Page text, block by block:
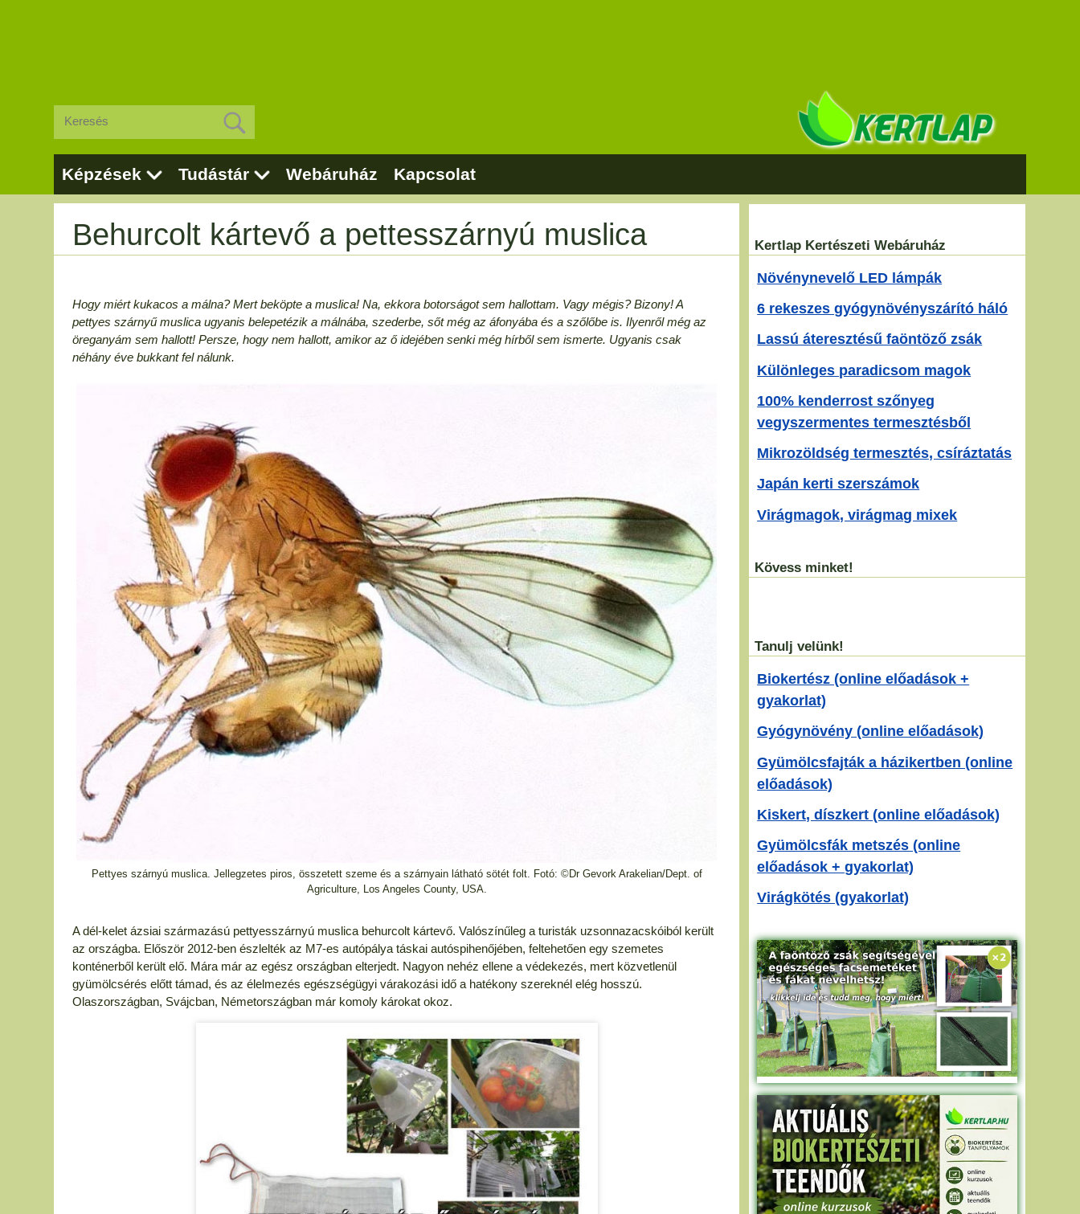
Képzések Tudástár Webáruház Kapcsolat
Behurcolt kártevő a pettesszárnyú muslica
Hogy miért kukacos a málna? Mert beköpte a muslica! Na, ekkora botorságot sem hallottam. Vagy mégis? Bizony! A
pettyes szárnyű muslica ugyanis belepetézik a málnába, szederbe, sőt még az áfonyába és a szőlőbe is. Ilyenről még az
öreganyám sem hallott! Persze, hogy nem hallott, amikor az ő idejében senki még hírből sem ismerte. Ugyanis csak
néhány éve bukkant fel nálunk.
Pettyes szárnyú muslica. Jellegzetes piros, összetett szeme és a szárnyain látható sötét folt. Fotó: ©Dr Gevork Arakelian/Dept. of
Agriculture, Los Angeles County, USA.
A dél-kelet ázsiai származású pettyesszárnyú muslica behurcolt kártevő. Valószínűleg a turisták uzsonnazacskóiból került
az országba. Először 2012-ben észlelték az M7-es autópálya táskai autóspihenőjében, feltehetően egy szemetes
konténerből került elő. Mára már az egész országban elterjedt. Nagyon nehéz ellene a védekezés, mert közvetlenül
gyümölcsérés előtt támad, és az élelmezés egészségügyi várakozási idő a hatékony szereknél elég hosszú.
Olaszországban, Svájcban, Németországban már komoly károkat okoz.
Kertlap Kertészeti Webáruház
Növénynevelő LED lámpák
6 rekeszes gyógynövényszárító háló
Lassú áteresztésű faöntöző zsák
Különleges paradicsom magok
100% kenderrost szőnyeg
vegyszermentes termesztésből
Mikrozöldség termesztés, csíráztatás
Japán kerti szerszámok
Virágmagok, virágmag mixek
Kövess minket!
Tanulj velünk!
Biokertész (online előadások +
gyakorlat)
Gyógynövény (online előadások)
Gyümölcsfajták a házikertben (online
előadások)
Kiskert, díszkert (online előadások)
Gyümölcsfák metszés (online
előadások + gyakorlat)
Virágkötés (gyakorlat)